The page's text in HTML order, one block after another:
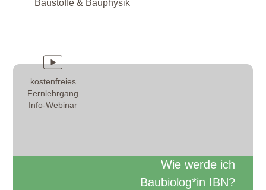
Baustoffe & Bauphysik
kostenfreies
Fernlehrgang
Info-Webinar
Wie werde ich
Baubiolog*in IBN?